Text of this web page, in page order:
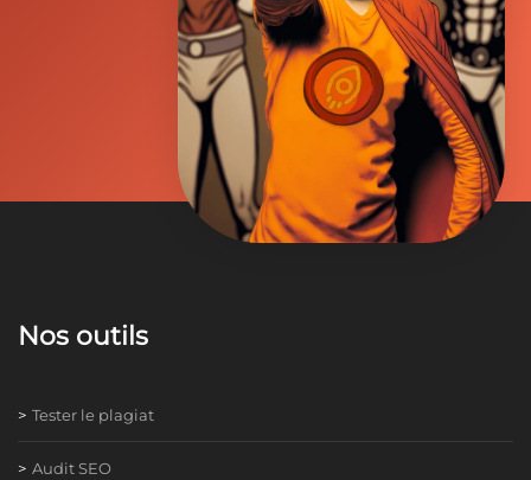
Nos outils
Tester le plagiat
Audit SEO